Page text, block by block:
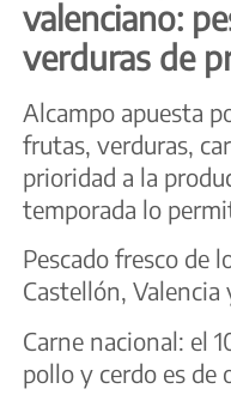
valenciano:
verduras de
Alcampo apuesta
frutas, verduras,
prioridad a la
temporada lo
Pescado fresco de
Castellón, Valencia
Carne nacional: el
pollo y cerdo es de